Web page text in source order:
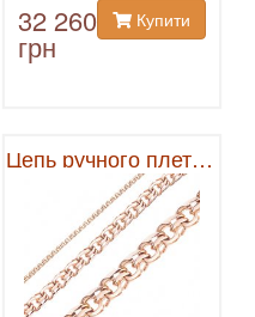
32 260
грн
Купити
Цепь ручного плетения